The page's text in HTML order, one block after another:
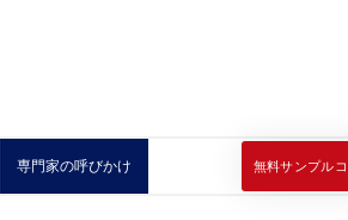
専門家の呼びかけ 無料サンプル